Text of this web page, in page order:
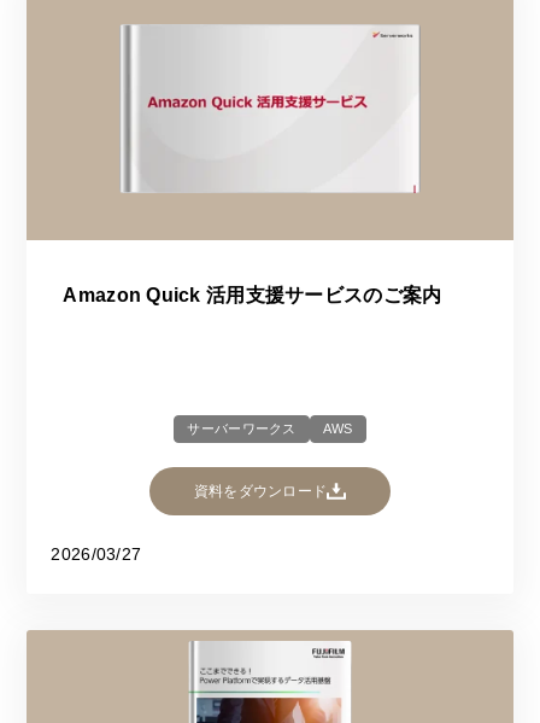
Amazon Quick 活用支援サービスのご案内
サーバーワークス AWS
資料をダウンロード
2026/03/27